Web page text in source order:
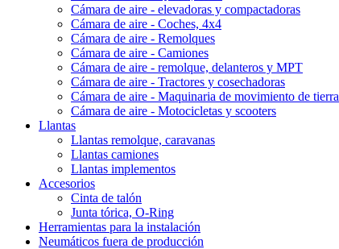
Cámara de aire - elevadoras y compactadoras
Cámara de aire - Coches, 4x4
Cámara de aire - Remolques
Cámara de aire - Camiones
Cámara de aire - remolque, delanteros y MPT
Cámara de aire - Tractores y cosechadoras
Cámara de aire - Maquinaria de movimiento de tierra
Cámara de aire - Motocicletas y scooters
Llantas
Llantas remolque, caravanas
Llantas camiones
Llantas implementos
Accesorios
Cinta de talón
Junta tórica, O-Ring
Herramientas para la instalación
Neumáticos fuera de producción